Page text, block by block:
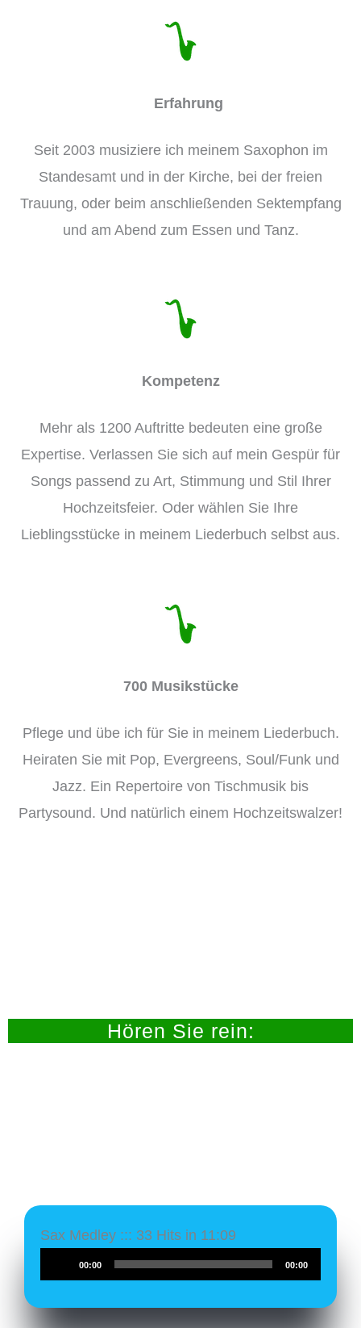
Erfahrung
Seit 2003 musiziere ich meinem Saxophon im
Standesamt und in der Kirche, bei der freien
Trauung, oder beim anschließenden Sektempfang
und am Abend zum Essen und Tanz.
Kompetenz
Mehr als 1200 Auftritte bedeuten eine große
Expertise. Verlassen Sie sich auf mein Gespür für
Songs passend zu Art, Stimmung und Stil Ihrer
Hochzeitsfeier. Oder wählen Sie Ihre
Lieblingsstücke in meinem Liederbuch selbst aus.
700 Musikstücke
Pflege und übe ich für Sie in meinem Liederbuch.
Heiraten Sie mit Pop, Evergreens, Soul/Funk und
Jazz. Ein Repertoire von Tischmusik bis
Partysound. Und natürlich einem Hochzeitswalzer!
Hören Sie rein:
Sax Medley ::: 33 Hits in 11:09
Audio-00:00 00:00